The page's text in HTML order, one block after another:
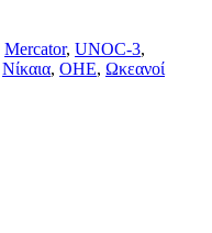
Mercator, UNOC-3,
Νίκαια, ΟΗΕ, Ωκεανοί